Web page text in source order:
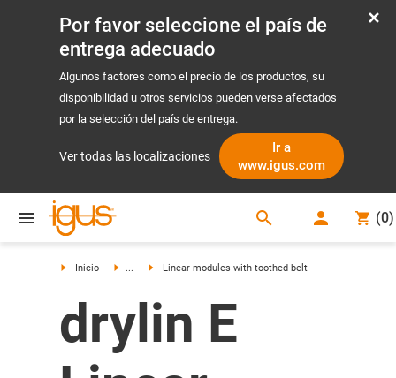
Por favor seleccione el país de
entrega adecuado
Algunos factores como el precio de los productos, su
disponibilidad u otros servicios pueden verse afectados
por la selección del país de entrega.
Ver todas las localizaciones
Ir a
www.igus.com
search (0)
Inicio ... Linear modules with toothed belt
drylin E